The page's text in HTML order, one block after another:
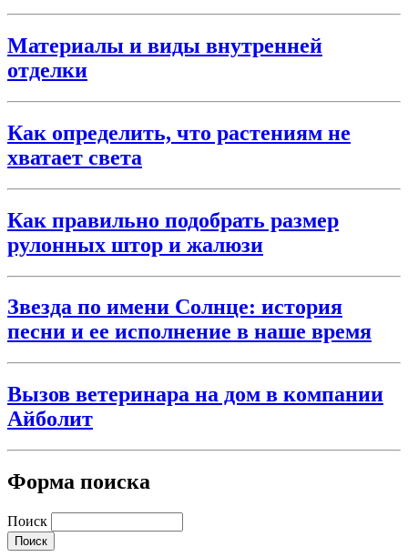
Материалы и виды внутренней
отделки
Как определить, что растениям не
хватает света
Как правильно подобрать размер
рулонных штор и жалюзи
Звезда по имени Солнце: история
песни и ее исполнение в наше время
Вызов ветеринара на дом в компании
Айболит
Форма поиска
Поиск